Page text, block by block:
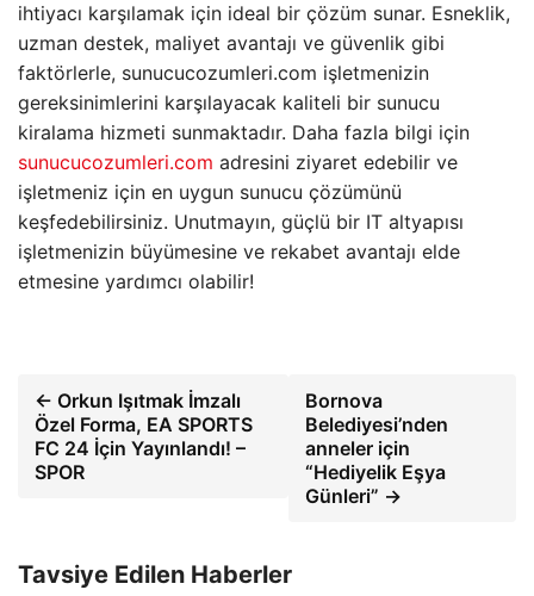
ihtiyacı karşılamak için ideal bir çözüm sunar. Esneklik,
uzman destek, maliyet avantajı ve güvenlik gibi
faktörlerle, sunucucozumleri.com işletmenizin
gereksinimlerini karşılayacak kaliteli bir sunucu
kiralama hizmeti sunmaktadır. Daha fazla bilgi için
sunucucozumleri.com adresini ziyaret edebilir ve
işletmeniz için en uygun sunucu çözümünü
keşfedebilirsiniz. Unutmayın, güçlü bir IT altyapısı
işletmenizin büyümesine ve rekabet avantajı elde
etmesine yardımcı olabilir!
← Orkun Işıtmak İmzalı
Özel Forma, EA SPORTS
FC 24 İçin Yayınlandı! –
SPOR
Bornova
Belediyesi’nden
anneler için
“Hediyelik Eşya
Günleri” →
Tavsiye Edilen Haberler